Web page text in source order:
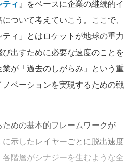
ィ』をベースに企業の継続的イ
ついて考えていこう。ここで、
ティ」とはロケットが地球の重力
出すために必要な速度のことを
が「過去のしがらみ」という重
ベーションを実現するための戦
めの基本的フレームワークが
に示したレイヤーごとに脱出速度
階層がシナジーを生むような全